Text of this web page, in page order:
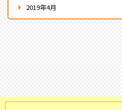
2019年4月